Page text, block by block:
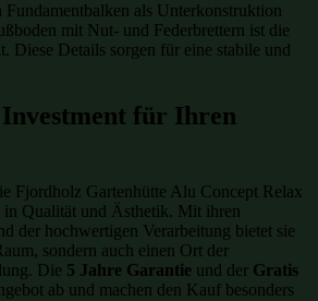
Fundamentbalken als Unterkonstruktion
mit Nut- und Federbrettern ist die
Diese Details sorgen für eine stabile und
für Ihren
Fjordholz Gartenhütte Alu Concept Relax
Qualität und Ästhetik. Mit ihren
der hochwertigen Verarbeitung bietet sie
sondern auch einen Ort der
Die 5 Jahre Garantie und der Gratis
ab und machen den Kauf besonders